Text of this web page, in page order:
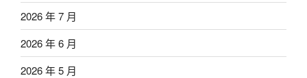
2026 年 7 月
2026 年 6 月
2026 年 5 月